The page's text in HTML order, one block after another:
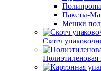
Пакеты-
Мешки
Скотч
Полиэтиленовая